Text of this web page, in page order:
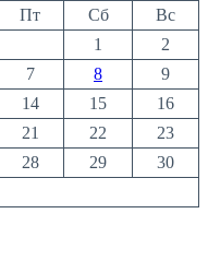
Пт Сб
Вс
1
2
7 8
9
14 15
16
21 22
23
28 29
30